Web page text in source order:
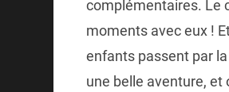
complémentaires. Le
moments avec eux !
enfants passent par
une belle aventure, et